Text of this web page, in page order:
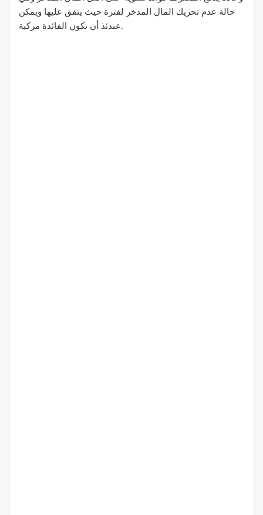
حالة عدم تحريك المال المدخر لفترة حيث يتفق عليها ويمكن
عندئذ أن تكون الفائدة مركبة.